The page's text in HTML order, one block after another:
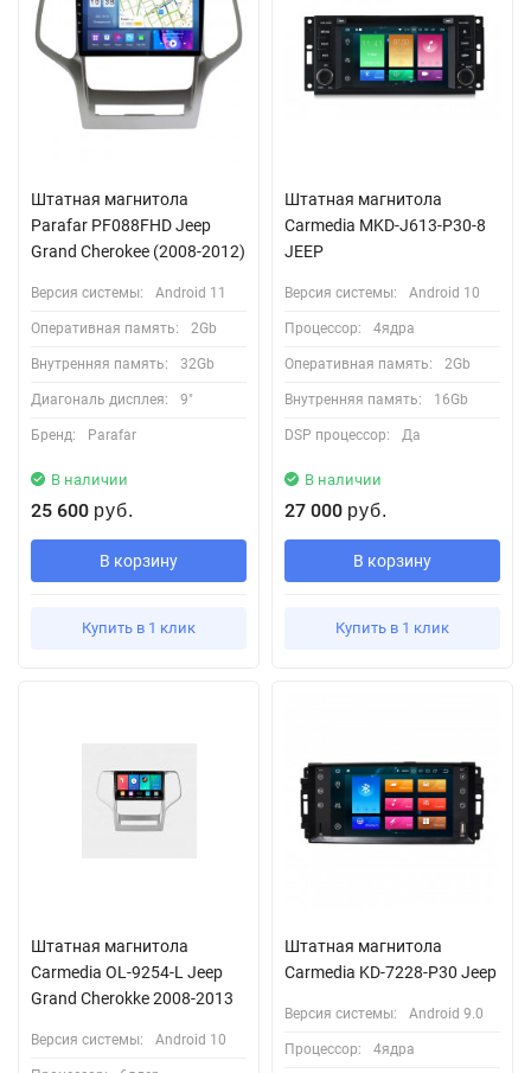
Штатная магнитола
Parafar PF088FHD Jeep
Grand Cherokee (2008-2012)
Версия системы: Android 11
Оперативная память: 2Gb
Внутренняя память: 32Gb
Диагональ дисплея: 9"
Бренд: Parafar
В наличии
25 600 руб.
В корзину
Купить в 1 клик
Штатная магнитола
Carmedia MKD-J613-P30-8
JEEP
Версия системы: Android 10
Процессор: 4ядра
Оперативная память: 2Gb
Внутренняя память: 16Gb
DSP процессор: Да
В наличии
27 000 руб.
В корзину
Купить в 1 клик
Штатная магнитола
Carmedia OL-9254-L Jeep
Grand Cherokke 2008-2013
Версия системы: Android 10
Штатная магнитола
Carmedia KD-7228-P30 Jeep
Версия системы: Android 9.0
Процессор: 4ядра